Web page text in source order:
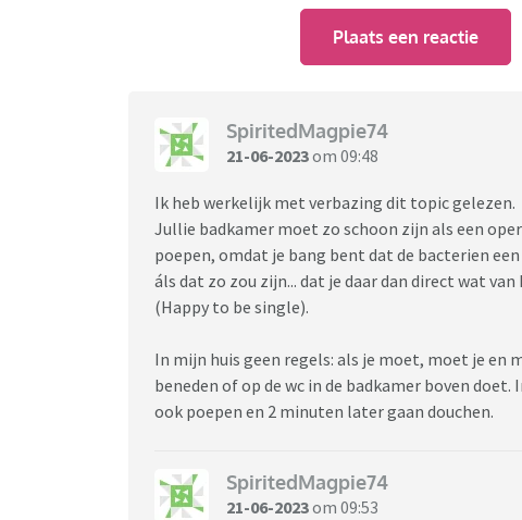
Plaats een reactie
SpiritedMagpie74
21-06-2023om 09:48
Ik heb werkelijk met verbazing dit topic gelezen.
Jullie badkamer moet zo schoon zijn als een
poepen, omdat je bang bent dat de bacterien
áls dat zo zou zijn... dat je daar dan direct wat
(Happy to be single).
In mijn huis geen regels: als je moet, moet je en
beneden of op de wc in de badkamer boven
ook poepen en 2 minuten later gaan douchen.
SpiritedMagpie74
21-06-2023om 09:53